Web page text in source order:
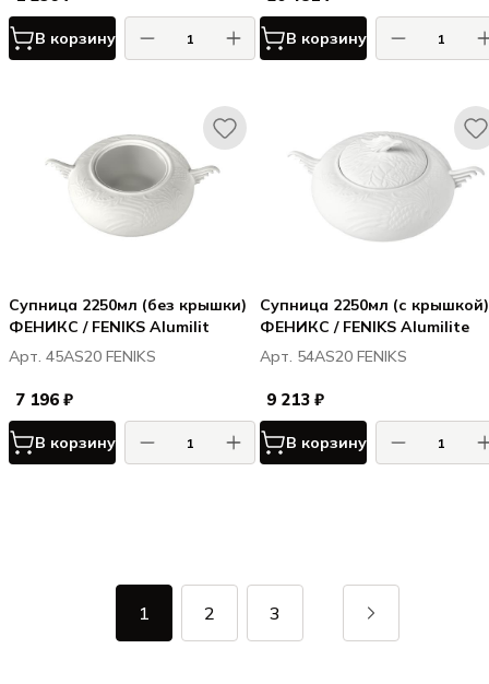
В корзину В корзину
Супница 2250мл (без крышки)
ФЕНИКС / FENIKS Alumilit
Арт. 45AS20 FENIKS
7 196 ₽
В корзину
Супница 2250мл (с крышкой)
ФЕНИКС / FENIKS Alumilite
Арт. 54AS20 FENIKS
9 213 ₽
В корзину
1 2 3